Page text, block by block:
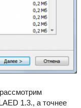
1.3., а точнее